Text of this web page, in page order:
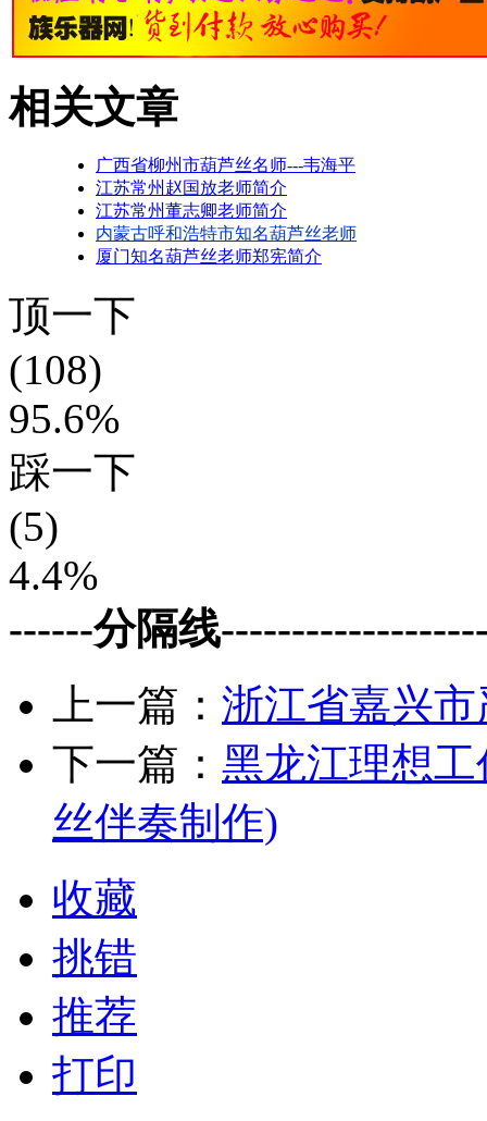
相关文章
广西省柳州市葫芦丝名师---韦海平
江苏常州赵国放老师简介
江苏常州董志卿老师简介
内蒙古呼和浩特市知名葫芦丝老师
厦门知名葫芦丝老师郑宪简介
顶一下
(108)
95.6%
踩一下
(5)
4.4%
------分隔线
上一篇： 浙江省嘉兴
下一篇： 黑龙江理想
丝伴奏制作)
收藏
挑错
推荐
打印